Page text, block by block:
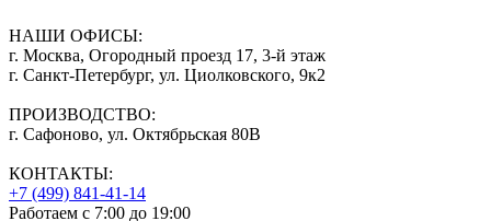
НАШИ ОФИСЫ:
г. Москва, Огородный проезд 17, 3-й этаж
г. Санкт-Петербург, ул. Циолковского, 9к2
ПРОИЗВОДСТВО:
г. Сафоново, ул. Октябрьская 80В
КОНТАКТЫ:
+7 (499) 841-41-14
Работаем с 7:00 до 19:00